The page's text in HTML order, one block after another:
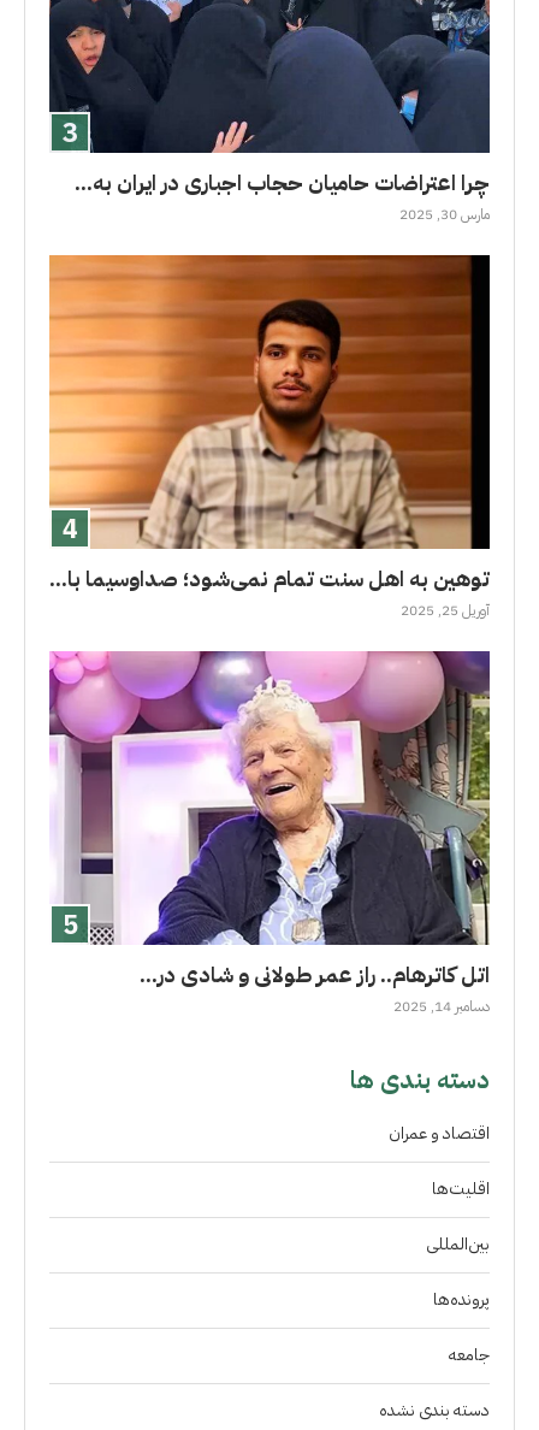
چرا اعتراضات حامیان حجاب اجباری در ایران به...
مارس 30, 2025
توهین به اهل سنت تمام نمی‌شود؛ صداوسیما با...
آوریل 25, 2025
اتل کاترهام.. راز عمر طولانى و شادی در...
دسامبر 14, 2025
دسته بندی ها
اقتصاد و عمران
اقلیت‌ها
بین‌المللی
پرونده‌ها
جامعه
دسته بندی نشده